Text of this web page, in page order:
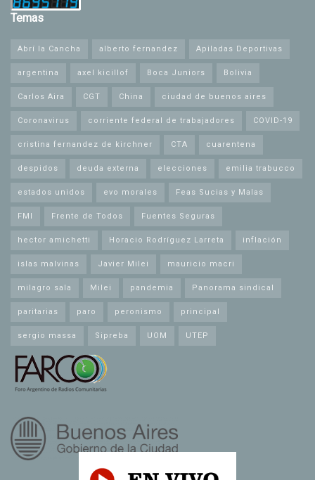
Temas
Abrí la Cancha alberto fernandez Apiladas Deportivas
argentina axel kicillof Boca Juniors Bolivia
Carlos Aira CGT China ciudad de buenos aires
Coronavirus corriente federal de trabajadores COVID-19
cristina fernandez de kirchner CTA cuarentena
despidos deuda externa elecciones emilia trabucco
estados unidos evo morales Feas Sucias y Malas
FMI Frente de Todos Fuentes Seguras
hector amichetti Horacio Rodríguez Larreta inflación
islas malvinas Javier Milei mauricio macri
milagro sala Milei pandemia Panorama sindical
paritarias paro peronismo principal
sergio massa Sipreba UOM UTEP